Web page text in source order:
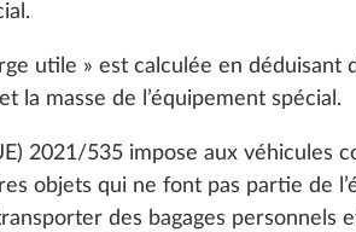
utile » est calculée en
la masse de l’équipement spécial.
2021/535 impose aux véhicules
objets qui ne font pas partie de
des bagages personnels